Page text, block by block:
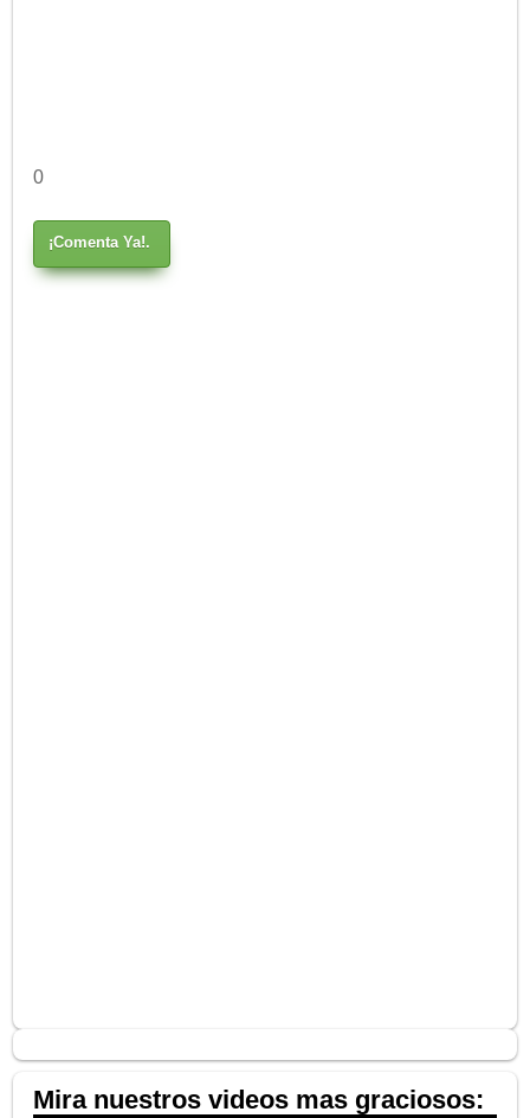
0
¡Comenta Ya!.
Mira nuestros videos mas graciosos: